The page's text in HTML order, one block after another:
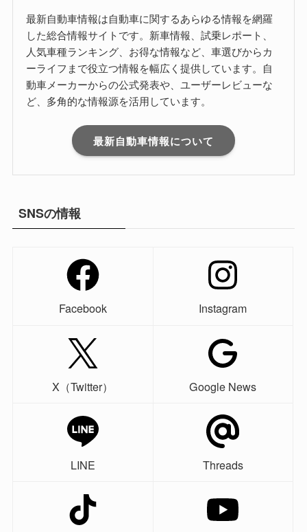
最新自動車情報は自動車に関するあらゆる情報を網羅
した総合情報サイトです。新車情報、試乗レポート、
人気車種ランキング、お得な情報など、車選びからカ
ーライフまで役立つ情報を幅広く提供しています。自
動車メーカーからの公式発表や、ユーザーレビューな
ど、多角的な情報源を活用しています。
最新自動車情報について
SNSの情報
Facebook Instagram
X（Twitter） Google News
LINE Threads